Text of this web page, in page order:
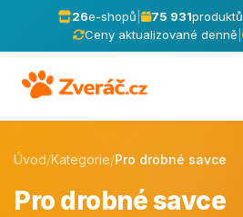
26e-shopů 75 931produktů
Ceny aktualizované denně
Úvod/Kategorie/Pro drobné savce
Pro drobné savce